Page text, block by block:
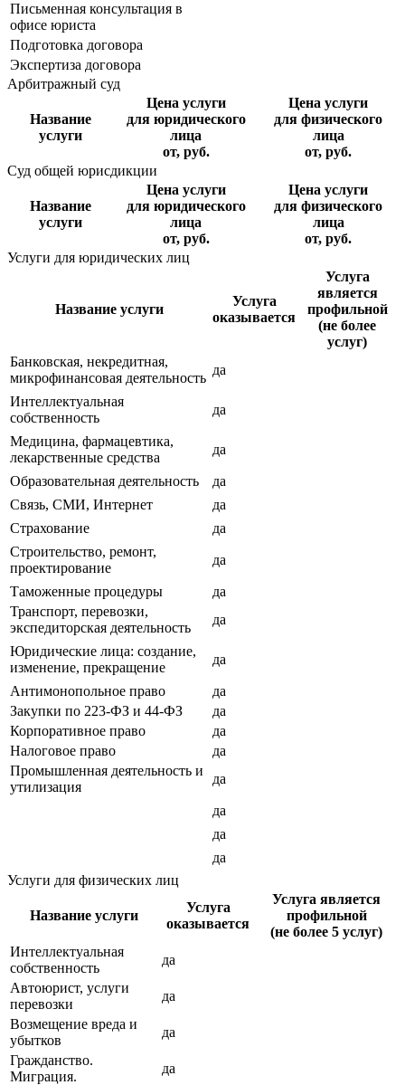
Письменная консультация в
офисе юриста
Подготовка договора
Экспертиза договора
Арбитражный суд
Название
услуги
Цена услуги
для юридического
лица
от, руб.
Цена услуги
для физического
лица
от, руб.
Суд общей юрисдикции
Название
услуги
Цена услуги
для юридического
лица
от, руб.
Цена услуги
для физического
лица
от, руб.
Услуги для юридических лиц
Название услуги
Услуга
оказывается
Услуга
является
профильной
(не более
услуг)
Банковская, некредитная,
микрофинансовая деятельность
да
Интеллектуальная
собственность
да
Медицина, фармацевтика,
лекарственные средства
да
Образовательная деятельность
да
Связь, СМИ, Интернет
да
Страхование
да
Строительство, ремонт,
проектирование
да
Таможенные процедуры
да
Транспорт, перевозки,
экспедиторская деятельность
да
Юридические лица: создание,
изменение, прекращение
да
Антимонопольное право
да
Закупки по 223-ФЗ и 44-ФЗ
да
Корпоративное право
да
Налоговое право
да
Промышленная деятельность и
утилизация
да
да
да
да
Услуги для физических лиц
Название услуги
Услуга
оказывается
Услуга является
профильной
(не более 5 услуг)
Интеллектуальная
собственность
да
Автоюрист, услуги
перевозки
да
Возмещение вреда и
убытков
да
Гражданство.
Миграция.
да